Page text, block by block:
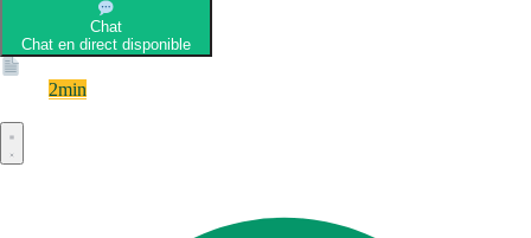
Chat
Chat en direct disponible
2min